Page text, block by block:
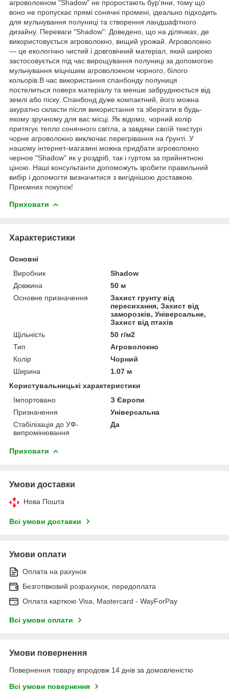
агроволокном "Shadow" не проростають бур'яни, тому що
воно не пропускає прямі сонячні промені, ідеально підходить
для мульчування полуниці та створення ландшафтного
дизайну. Переваги "Shadow": Доведено, що на ділянках, де
використовується агроволокно, вищий урожай. Агроволокно
— це екологічно чистий і довговічний матеріал, який широко
застосовується під час вирощування полуниці за допомогою
мульчування міцнішим агроволокном чорного, білого
кольорів.В час використання спанбонду полуниця
постелиться поверх матеріалу та менше забруднюється від
землі або піску. Спанбонд дуже компактний, його можна
акуратно скласти після використання та зберігати в будь-
якому зручному для вас місці. Як відомо, чорний колір
притягує тепло сонячного світла, а завдяки своїй текстурі
чорне агроволокно виключає перегрівання на ґрунті. У
нашому інтернет-магазині можна придбати агроволокно
черное "Shadow" як у роздріб, так і гуртом за прийнятною
ціною. Наші консультанти допоможуть зробити правильний
вибір і допомогти визначитися з вигіднішою доставкою.
Приємних покупок!
Приховати
Характеристики
Основні
Виробник
Shadow
Довжина
50 м
Основне призначення
Захист грунту від
пересихання, Захист від
заморозків, Універсальне,
Захист від птахів
Щільність
50 г/м2
Тип
Агроволокно
Колір
Чорний
Ширина
1.07 м
Користувальницькі характеристики
Імпортовано
З Європи
Призначення
Універсальна
Стабілізація до УФ-
випромінювання
Да
Приховати
Умови доставки
Нова Пошта
Всі умови доставки
Умови оплати
Оплата на рахунок
Безготівковий розрахунок, передоплата
Оплата карткою Visa, Mastercard - WayForPay
Всі умови оплати
Умови повернення
Повернення товару впродовж 14 днів за домовленістю
Всі умови повернення